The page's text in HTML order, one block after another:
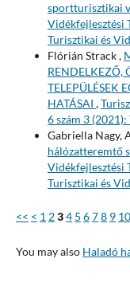
sportturisztikai
Vidékfejlesztési
Turisztikai és
Flórián Strack ,
RENDELKEZŐ,
TELEPÜLÉSEK
HATÁSAI ,
6 szám 3
Gabriella Nagy,
hálózatteremtő
Vidékfejlesztési
Turisztikai és
<< < 1 234 5 678 9 10
You may also Haladó